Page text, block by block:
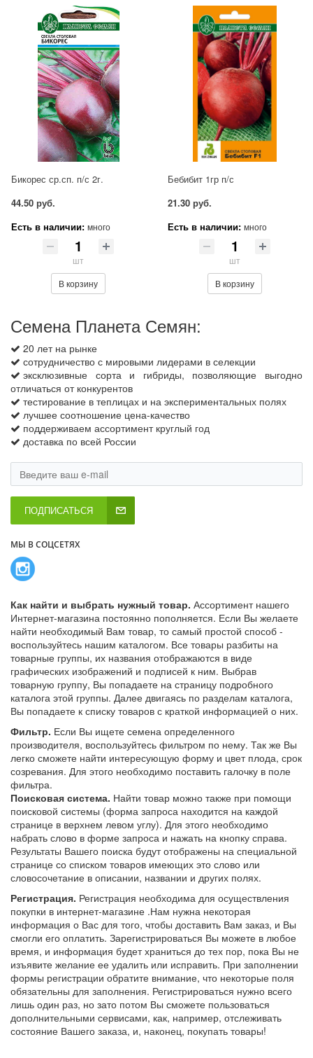
Бикорес ср.сп. п/с 2г.
44.50 руб.
Есть в наличии: много
шт
В корзину
Бебибит 1гр п/с
21.30 руб.
Есть в наличии: много
шт
В корзину
Семена Планета Семян:
20 лет на рынке
сотрудничество с мировыми лидерами в селекции
эксклюзивные сорта и гибриды, позволяющие выгодно
отличаться от конкурентов
тестирование в теплицах и на экспериментальных полях
лучшее соотношение цена-качество
поддерживаем ассортимент круглый год
доставка по всей России
ПОДПИСАТЬСЯ
МЫ В СОЦСЕТЯХ
Как найти и выбрать нужный товар. Ассортимент нашего
Интернет-магазина постоянно пополняется. Если Вы желаете
найти необходимый Вам товар, то самый простой способ -
воспользуйтесь нашим каталогом. Все товары разбиты на
товарные группы, их названия отображаются в виде
графических изображений и подписей к ним. Выбрав
товарную группу, Вы попадаете на страницу подробного
каталога этой группы. Далее двигаясь по разделам каталога,
Вы попадаете к списку товаров с краткой информацией о них.
Фильтр. Если Вы ищете семена определенного
производителя, воспользуйтесь фильтром по нему. Так же Вы
легко сможете найти интересующую форму и цвет плода, срок
созревания. Для этого необходимо поставить галочку в поле
фильтра.
Поисковая система. Найти товар можно также при помощи
поисковой системы (форма запроса находится на каждой
странице в верхнем левом углу). Для этого необходимо
набрать слово в форме запроса и нажать на кнопку справа.
Результаты Вашего поиска будут отображены на специальной
странице со списком товаров имеющих это слово или
словосочетание в описании, названии и других полях.
Регистрация. Регистрация необходима для осуществления
покупки в интернет-магазине .Нам нужна некоторая
информация о Вас для того, чтобы доставить Вам заказ, и Вы
смогли его оплатить. Зарегистрироваться Вы можете в любое
время, и информация будет храниться до тех пор, пока Вы не
изъявите желание ее удалить или исправить. При заполнении
формы регистрации обратите внимание, что некоторые поля
обязательны для заполнения. Регистрироваться нужно всего
лишь один раз, но зато потом Вы сможете пользоваться
дополнительными сервисами, как, например, отслеживать
состояние Вашего заказа, и, наконец, покупать товары!